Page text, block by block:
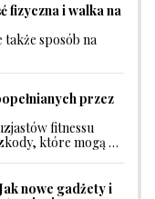
fizyczna i walka na
sposób na
przez
fitnessu
które mogą …
nowe gadżety i